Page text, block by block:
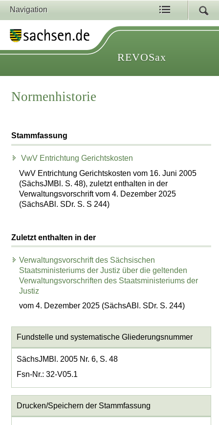
Navigation
REVOSax
Normenhistorie
Stammfassung
VwV Entrichtung Gerichtskosten
VwV Entrichtung Gerichtskosten vom 16. Juni 2005
(SächsJMBl. S. 48), zuletzt enthalten in der
Verwaltungsvorschrift vom 4. Dezember 2025
(SächsABl. SDr. S. S 244)
Zuletzt enthalten in der
Verwaltungsvorschrift des Sächsischen
Staatsministeriums der Justiz über die geltenden
Verwaltungsvorschriften des Staatsministeriums der
Justiz
vom 4. Dezember 2025 (SächsABl. SDr. S. 244)
Fundstelle und systematische Gliederungsnummer
SächsJMBl. 2005 Nr. 6, S. 48
Fsn-Nr.: 32-V05.1
Drucken/Speichern der Stammfassung